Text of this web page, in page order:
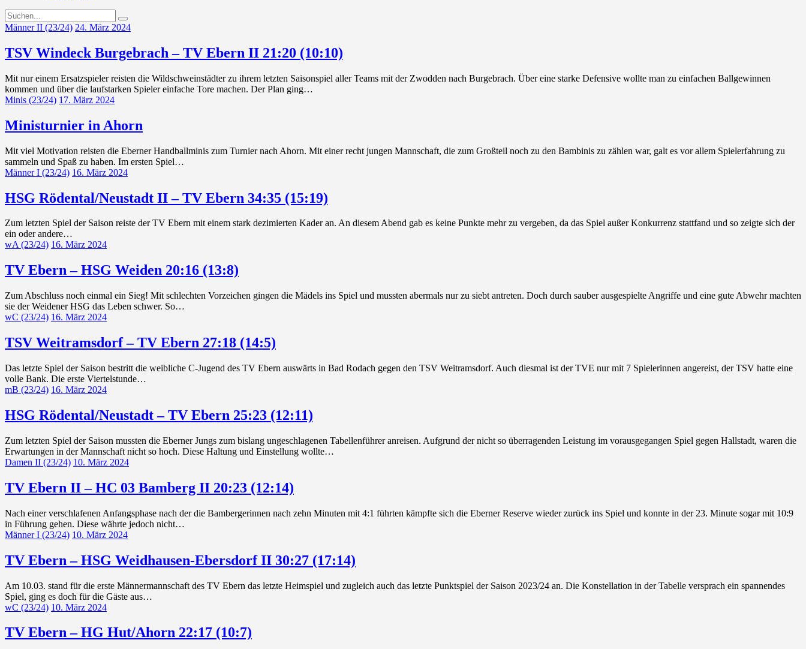
Männer II (23/24) 24. März 2024
TSV Windeck Burgebrach – TV Ebern II 21:20 (10:10)
Mit nur einem Ersatzspieler reisten die Wildschweinstädter zu ihrem letzten Saisonspiel aller Teams mit der Zwodden nach Burgebrach. Über eine starke Defensive wollte man zu einfachen Ballgewinnen
kommen und über die laufstarken Spieler einfache Tore machen. Der Plan ging…
Minis (23/24) 17. März 2024
Ministurnier in Ahorn
Mit viel Motivation reisten die Eberner Handballminis zum Turnier nach Ahorn. Mit einer recht jungen Mannschaft, die zum Großteil noch zu den Bambinis zu zählen war, galt es vor allem Spielerfahrung zu
sammeln und Spaß zu haben. Im ersten Spiel…
Männer I (23/24) 16. März 2024
HSG Rödental/Neustadt II – TV Ebern 34:35 (15:19)
Zum letzten Spiel der Saison reiste der TV Ebern mit einem stark dezimierten Kader an. An diesem Abend gab es keine Punkte mehr zu vergeben, da das Spiel außer Konkurrenz stattfand und so zeigte sich der
ein oder andere…
wA (23/24) 16. März 2024
TV Ebern – HSG Weiden 20:16 (13:8)
Zum Abschluss noch einmal ein Sieg! Mit schlechten Vorzeichen gingen die Mädels ins Spiel und mussten abermals nur zu siebt antreten. Doch durch sauber ausgespielte Angriffe und eine gute Abwehr machten
sie der Weidener HSG das Leben schwer. So…
wC (23/24) 16. März 2024
TSV Weitramsdorf – TV Ebern 27:18 (14:5)
Das letzte Spiel der Saison bestritt die weibliche C-Jugend des TV Ebern auswärts in Bad Rodach gegen den TSV Weitramsdorf. Auch diesmal ist der TVE nur mit 7 Spielerinnen angereist, der TSV hatte eine
volle Bank. Die erste Viertelstunde…
mB (23/24) 16. März 2024
HSG Rödental/Neustadt – TV Ebern 25:23 (12:11)
Zum letzten Spiel der Saison mussten die Eberner Jungs zum bislang ungeschlagenen Tabellenführer anreisen. Aufgrund der nicht so überragenden Leistung im vorausgegangen Spiel gegen Hallstadt, waren die
Erwartungen in der Mannschaft nicht so hoch. Diese Haltung und Einstellung wollte…
Damen II (23/24) 10. März 2024
TV Ebern II – HC 03 Bamberg II 20:23 (12:14)
Nach einer verschlafenen Anfangsphase nach der die Bambergerinnen nach zehn Minuten mit 4:1 führten kämpfte sich die Eberner Reserve wieder zurück ins Spiel und konnte in der 23. Minute sogar mit 10:9
in Führung gehen. Diese währte jedoch nicht…
Männer I (23/24) 10. März 2024
TV Ebern – HSG Weidhausen-Ebersdorf II 30:27 (17:14)
Am 10.03. stand für die erste Männermannschaft des TV Ebern das letzte Heimspiel und zugleich auch das letzte Punktspiel der Saison 2023/24 an. Die Konstellation in der Tabelle versprach ein spannendes
Spiel, ging es doch für die Gäste aus…
wC (23/24) 10. März 2024
TV Ebern – HG Hut/Ahorn 22:17 (10:7)